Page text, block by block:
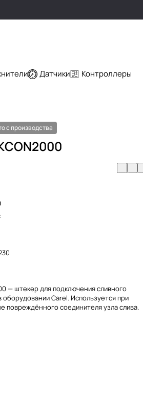
Датчики Контроллеры
с производства
— штекер для подключения сливного
оборудовании Carel. Используется при
повреждённого соединителя узла слива.